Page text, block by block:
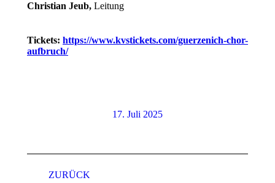
Christian Jeub, Leitung
Tickets: https://www.kvstickets.com/guerzenich-chor-
aufbruch/
17. Juli 2025
ZURÜCK